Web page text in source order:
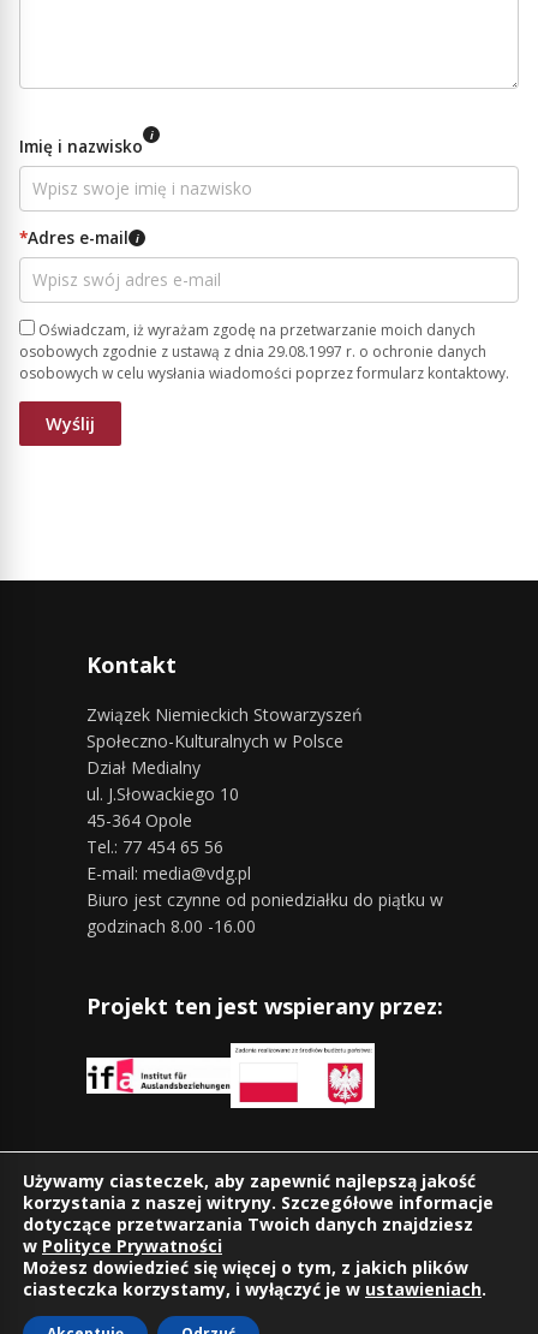
Imię i nazwisko i
*Adres e-mail i
Oświadczam, iż wyrażam zgodę na przetwarzanie moich danych
osobowych zgodnie z ustawą z dnia 29.08.1997 r. o ochronie danych
osobowych w celu wysłania wiadomości poprzez formularz kontaktowy.
Kontakt
Związek Niemieckich Stowarzyszeń
Społeczno-Kulturalnych w Polsce
Dział Medialny
ul. J.Słowackiego 10
45-364 Opole
Tel.: 77 454 65 56
E-mail: media@vdg.pl
Biuro jest czynne od poniedziałku do piątku w
godzinach 8.00 -16.00
Projekt ten jest wspierany przez:
Znajdziesz nas również na:
Używamy ciasteczek, aby zapewnić najlepszą jakość
korzystania z naszej witryny. Szczegółowe informacje
dotyczące przetwarzania Twoich danych znajdziesz
w Polityce Prywatności
Możesz dowiedzieć się więcej o tym, z jakich plików
ciasteczka korzystamy, i wyłączyć je w ustawieniach.